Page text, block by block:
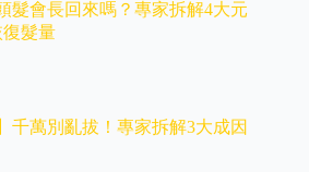
髮會長回來嗎？專家拆解4大元
髮量
千萬別亂拔！專家拆解3大成因